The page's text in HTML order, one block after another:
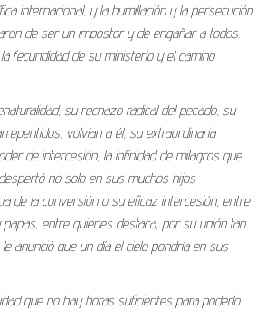
internacional, y la humillación y la persecución
de ser un impostor y de engañar a todos.
fecundidad de su ministerio y el camino
su rechazo radical del pecado, su
volvían a él, su extraordinaria
de intercesión, la infinidad de milagros que
no solo en sus muchos hijos
de la conversión o su eficaz intercesión, entre
entre quienes destaca, por su unión tan
anunció que un día el cielo pondría en sus
que no hay horas suficientes para poderlo